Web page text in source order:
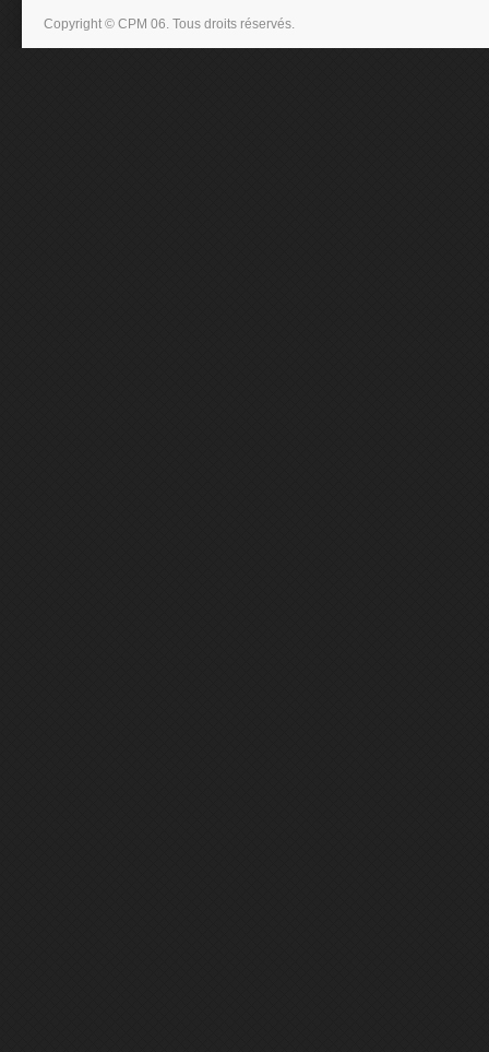
Copyright © CPM 06. Tous droits réservés.